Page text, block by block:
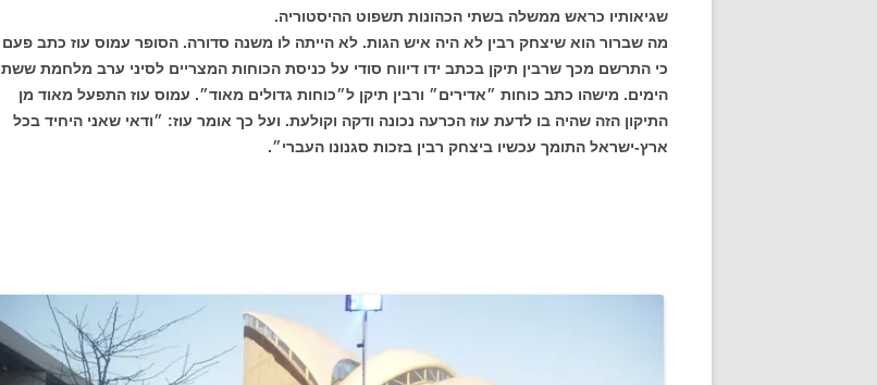
שגיאותיו כראש ממשלה בשתי הכהונות תשפוט ההיסטוריה.
מה שברור הוא שיצחק רבין לא היה איש הגות. לא הייתה לו משנה סדורה. הסופר עמוס עוז כתב פעם
כי התרשם מכך שרבין תיקן בכתב ידו דיווח סודי על כניסת הכוחות המצריים לסיני ערב מלחמת ששת
הימים. מישהו כתב כוחות ״אדירים״ ורבין תיקן ל״כוחות גדולים מאוד״. עמוס עוז התפעל מאוד מן
התיקון הזה שהיה בו לדעת עוז הכרעה נכונה ודקה וקולעת. ועל כך אומר עוז: ״ודאי שאני היחיד בכל
ארץ-ישראל התומך עכשיו ביצחק רבין בזכות סגנונו העברי״.